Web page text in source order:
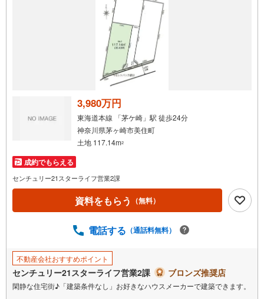
3,980万円
東海道本線 「茅ケ崎」駅 徒歩24分
神奈川県茅ヶ崎市美住町
土地 117.14m2
成約でもらえる
センチュリー21スターライフ営業2課
資料をもらう （無料）
電話する （通話料無料）
不動産会社おすすめポイント
センチュリー21スターライフ営業2課 ブロンズ推奨店
閑静な住宅街♪「建築条件なし」お好きなハウスメーカーで建築できます。